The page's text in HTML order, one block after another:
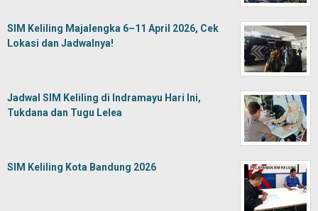
SIM Keliling Majalengka 6–11 April 2026, Cek
Lokasi dan Jadwalnya!
Jadwal SIM Keliling di Indramayu Hari Ini,
Tukdana dan Tugu Lelea
SIM Keliling Kota Bandung 2026